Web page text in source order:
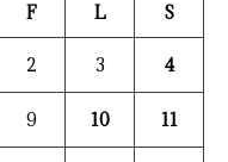
F L S
2 3 4
9 10 11